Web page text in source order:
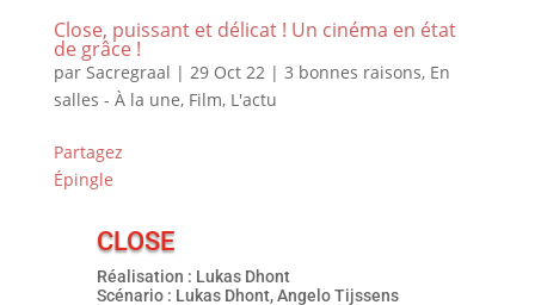
Close, puissant et délicat ! Un cinéma en état
de grâce !
par Sacregraal | 29 Oct 22 | 3 bonnes raisons, En
salles - À la une, Film, L'actu
Partagez
Épingle
CLOSE
Réalisation : Lukas Dhont
Scénario : Lukas Dhont, Angelo Tijssens